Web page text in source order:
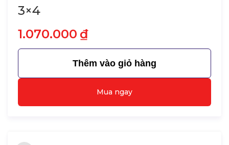
3×4
1.070.000 ₫
Thêm vào giỏ hàng
Mua ngay